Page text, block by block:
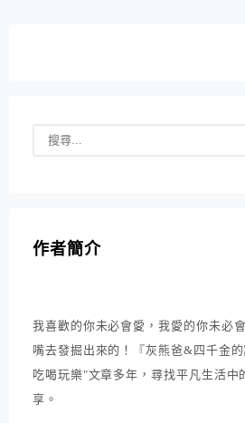
作者簡介
我喜歡的你未必會愛，我愛的你未必
嘴去發掘出來的！『灰熊爸&四千金
吃喝玩樂"文章多年，尋找平凡生活中
享。